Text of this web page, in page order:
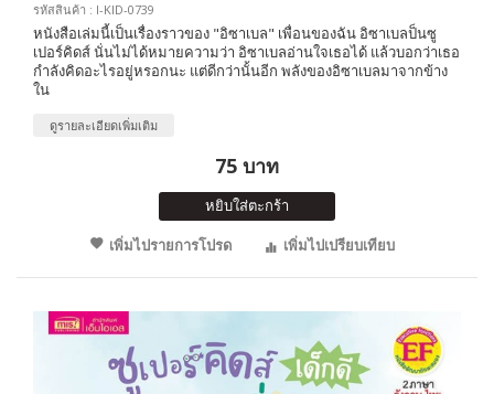
รหัสสินค้า : I-KID-0739
หนังสือเล่มนี้เป็นเรื่องราวของ "อิซาเบล" เพื่อนของฉัน อิซาเบลป็นซู
เปอร์คิดส์ นั่นไม่ได้หมายความว่า อิซาเบลอ่านใจเธอได้ แล้วบอกว่าเธอ
กำลังคิดอะไรอยู่หรอกนะ แต่ดีกว่านั้นอีก พลังของอิซาเบลมาจากข้าง
ใน
ดูรายละเอียดเพิ่มเติม
75 บาท
หยิบใส่ตะกร้า
เพิ่มไปรายการโปรด
เพิ่มไปเปรียบเทียบ